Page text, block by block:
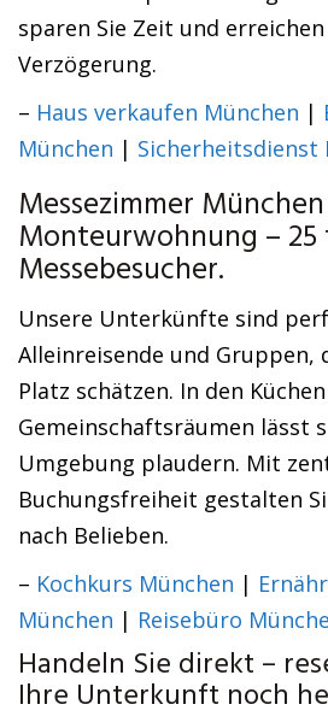
sparen Sie Zeit und
Verzögerung.
– Haus verkaufen München |
München | Sicherheitsdienst
Messezimmer München
Monteurwohnung –
Messebesucher.
Unsere Unterkünfte sind
Alleinreisende und Gruppen,
Platz schätzen. In den
Gemeinschaftsräumen lässt
Umgebung plaudern. Mit
Buchungsfreiheit gestalten
nach Belieben.
– Kochkurs München |
München | Reisebüro
Handeln Sie direkt –
Ihre Unterkunft noch